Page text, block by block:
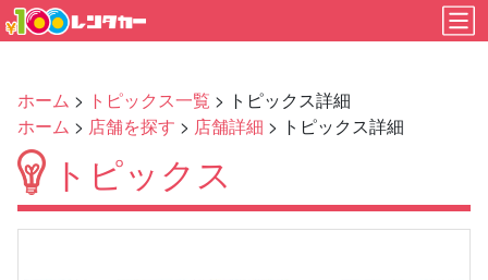
ホーム > トピックス一覧 > トピックス詳細
ホーム > 店舗を探す > 店舗詳細 > トピックス詳細
トピックス